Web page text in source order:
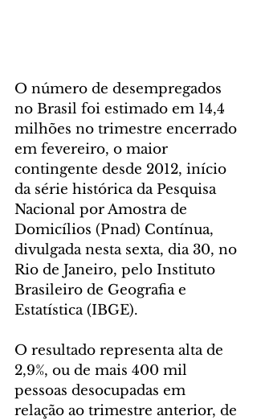
O número de desempregados
no Brasil foi estimado em 14,4
milhões no trimestre encerrado
em fevereiro, o maior
contingente desde 2012, início
da série histórica da Pesquisa
Nacional por Amostra de
Domicílios (Pnad) Contínua,
divulgada nesta sexta, dia 30, no
Rio de Janeiro, pelo Instituto
Brasileiro de Geografia e
Estatística (IBGE).
O resultado representa alta de
2,9%, ou de mais 400 mil
pessoas desocupadas em
relação ao trimestre anterior, de